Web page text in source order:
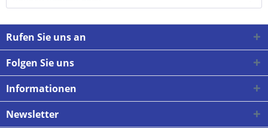
Rufen Sie uns an
Folgen Sie uns
Informationen
Newsletter